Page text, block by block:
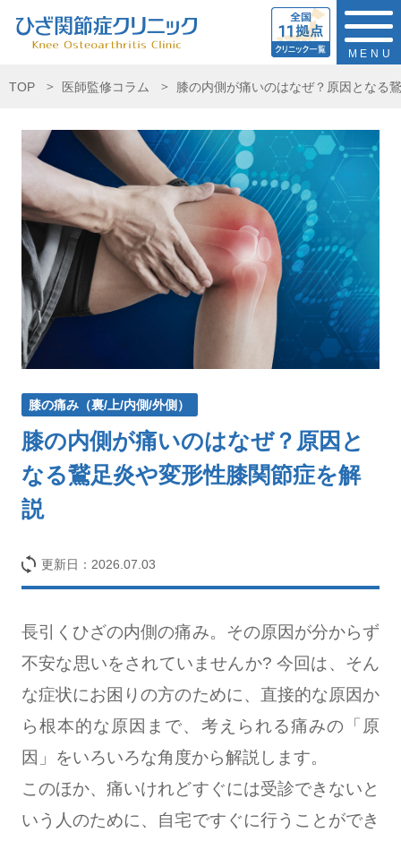
MENU
TOP 医師監修コラム 膝の内側が痛いのはなぜ？原因となる
膝の痛み（裏/上/内側/外側）
膝の内側が痛いのはなぜ？原因と
なる鵞足炎や変形性膝関節症を解
説
更新日： 2026.07.03
長引くひざの内側の痛み。その原因が分からず
不安な思いをされていませんか? 今回は、そん
な症状にお困りの方のために、直接的な原因か
ら根本的な原因まで、考えられる痛みの「原
因」をいろいろな角度から解説します。
このほか、痛いけれどすぐには受診できないと
いう人のために、自宅ですぐに行うことができ